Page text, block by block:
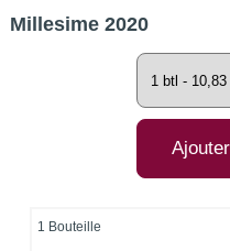
Millesime 2020
1 Bouteille